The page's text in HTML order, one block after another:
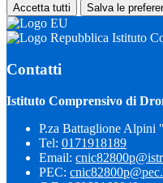
Accetta tutti Salva le
Istituto
Contatti
Istituto Comprensivo di
P.za Battaglione
Tel: 0171918189
Email:
PEC: